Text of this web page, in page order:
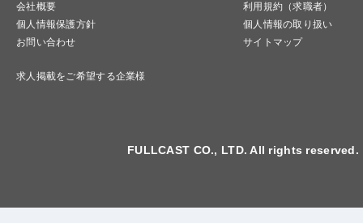
会社概要
利用規約（求職者）
個人情報保護方針
個人情報の取り扱い
お問い合わせ
サイトマップ
求人掲載をご希望する企業様
FULLCAST CO., LTD. All rights reserved.